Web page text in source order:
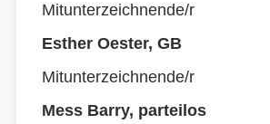
Mitunterzeichnende/r
Esther Oester, GB
Mitunterzeichnende/r
Mess Barry, parteilos